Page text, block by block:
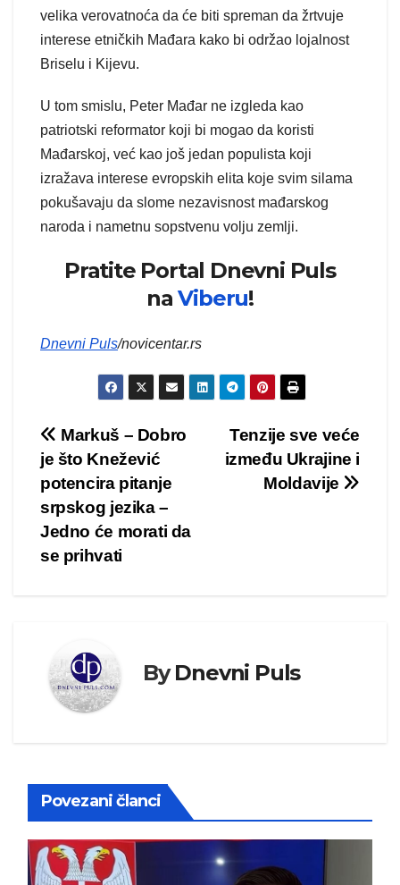
velika verovatnoća da će biti spreman da žrtvuje
interese etničkih Mađara kako bi održao lojalnost
Briselu i Kijevu.
U tom smislu, Peter Mađar ne izgleda kao
patriotski reformator koji bi mogao da koristi
Mađarskoj, već kao još jedan populista koji
izražava interese evropskih elita koje svim silama
pokušavaju da slome nezavisnost mađarskog
naroda i nametnu sopstvenu volju zemlji.
Pratite Portal Dnevni Puls
naViberu!
Dnevni Puls/novicentar.rs
Kretanje
članka
Tenzije sve veće
između Ukrajine i
Moldavije
Markuš – Dobro
je što Knežević
potencira pitanje
srpskog jezika –
Jedno će morati da
se prihvati
ByDnevni Puls
Povezani članci